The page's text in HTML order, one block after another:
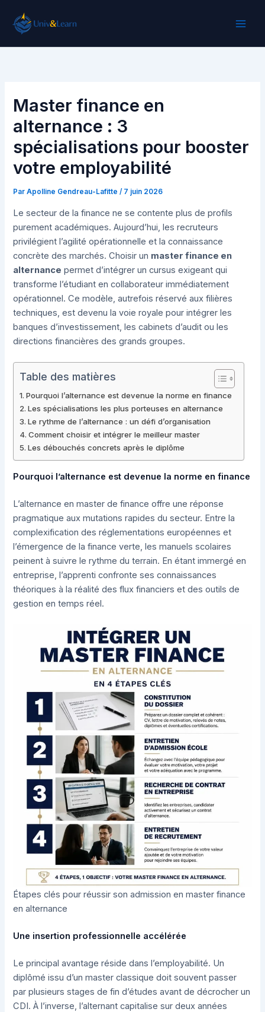
contenu
Master finance en
alternance : 3
spécialisations pour booster
votre employabilité
ParApolline Gendreau-Lafitte/ 7 juin 2026
Le secteur de la finance ne se contente plus de profils
purement académiques. Aujourd’hui, les recruteurs
privilégient l’agilité opérationnelle et la connaissance
concrète des marchés. Choisir un master finance en
alternance permet d’intégrer un cursus exigeant qui
transforme l’étudiant en collaborateur immédiatement
opérationnel. Ce modèle, autrefois réservé aux filières
techniques, est devenu la voie royale pour intégrer les
banques d’investissement, les cabinets d’audit ou les
directions financières des grands groupes.
Table des matières
Pourquoi l’alternance est devenue la norme en finance
Les spécialisations les plus porteuses en alternance
Le rythme de l’alternance : un défi d’organisation
Comment choisir et intégrer le meilleur master
Les débouchés concrets après le diplôme
Pourquoi l’alternance est devenue la norme en finance
L’alternance en master de finance offre une réponse
pragmatique aux mutations rapides du secteur. Entre la
complexification des réglementations européennes et
l’émergence de la finance verte, les manuels scolaires
peinent à suivre le rythme du terrain. En étant immergé en
entreprise, l’apprenti confronte ses connaissances
théoriques à la réalité des flux financiers et des outils de
gestion en temps réel.
Étapes clés pour réussir son admission en master finance
en alternance
Une insertion professionnelle accélérée
Le principal avantage réside dans l’employabilité. Un
diplômé issu d’un master classique doit souvent passer
par plusieurs stages de fin d’études avant de décrocher un
CDI. À l’inverse, l’alternant capitalise sur deux années